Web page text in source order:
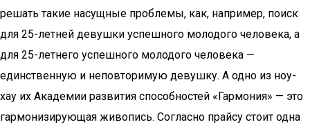
решать такие насущные проблемы, как, например, поиск
для 25-летней девушки успешного молодого человека, а
для 25-летнего успешного молодого человека —
единственную и неповторимую девушку. А одно из ноу-
хау их Академии развития способностей «Гармония» — это
гармонизирующая живопись. Согласно прайсу стоит одна